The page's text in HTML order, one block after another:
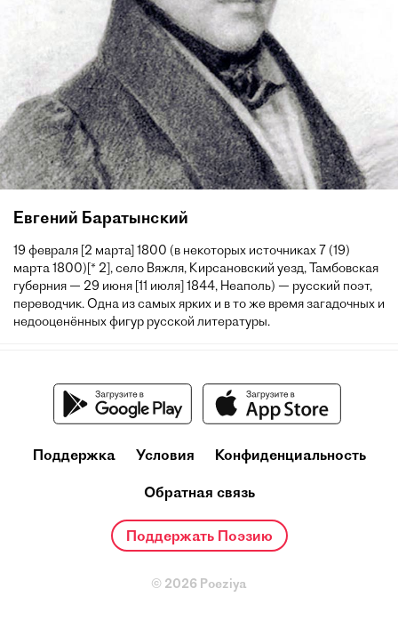
Евгений Баратынский
19 февраля [2 марта] 1800 (в некоторых источниках 7 (19)
марта 1800)[* 2], село Вяжля, Кирсановский уезд, Тамбовская
губерния — 29 июня [11 июля] 1844, Неаполь) — русский поэт,
переводчик. Одна из самых ярких и в то же время загадочных и
недооценённых фигур русской литературы.
Поддержка Условия Конфиденциальность
Обратная связь
Поддержать Поэзию
© 2026 Poeziya